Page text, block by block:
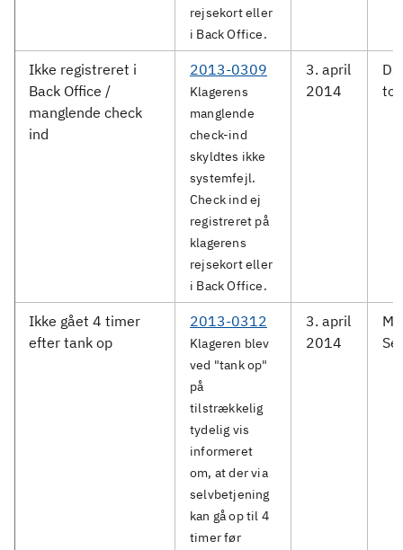
rejsekort eller
i Back Office.
Ikke registreret i
Back Office /
manglende check
ind
2013-0309
Klagerens
manglende
check-ind
skyldtes ikke
systemfejl.
Check ind ej
registreret på
klagerens
rejsekort eller
i Back Office.
3. april
2014
tog
Ikke gået 4 timer
efter tank op
2013-0312
Klageren blev
ved "tank op"
på
tilstrækkelig
tydelig vis
informeret
om, at der via
selvbetjening
kan gå op til 4
timer før
3. april
2014